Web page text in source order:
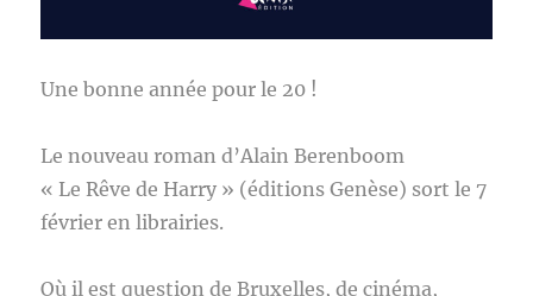
Une bonne année pour le 20 !
Le nouveau roman d’Alain Berenboom
« Le Rêve de Harry » (éditions Genèse) sort le 7
février en librairies.
Où il est question de Bruxelles, de cinéma,